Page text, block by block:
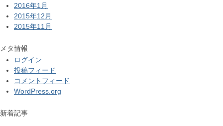
2016年1月
2015年12月
2015年11月
メタ情報
ログイン
投稿フィード
コメントフィード
WordPress.org
新着記事